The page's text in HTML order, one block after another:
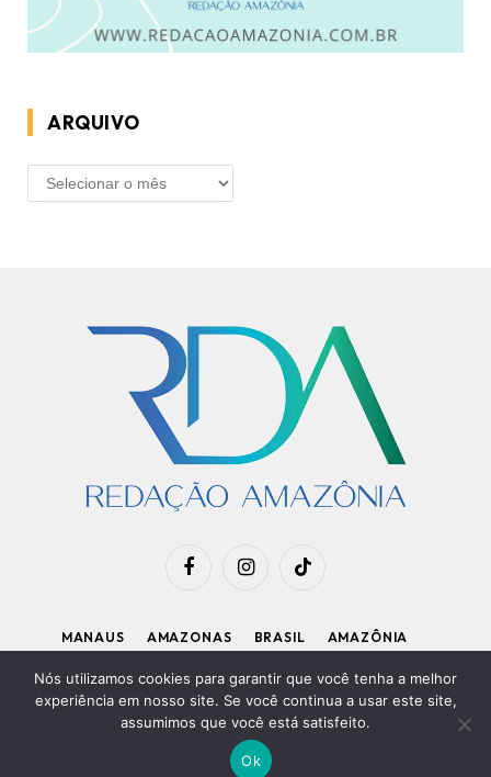
ARQUIVO
ARQUIVO
FacebookInstagramTikTok
MANAUS AMAZONAS BRASIL
AMAZÔNIA
APOIE O RDA
Diretor Executivo: Kleiton Renzo|Política de Privacidade
Nós utilizamos cookies para garantir que você tenha a melhor
experiência em nosso site. Se você continua a usar este site,
assumimos que você está satisfeito.
Ok